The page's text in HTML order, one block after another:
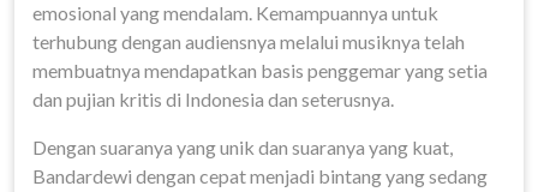
emosional yang mendalam. Kemampuannya untuk
terhubung dengan audiensnya melalui musiknya telah
membuatnya mendapatkan basis penggemar yang setia
dan pujian kritis di Indonesia dan seterusnya.
Dengan suaranya yang unik dan suaranya yang kuat,
Bandardewi dengan cepat menjadi bintang yang sedang